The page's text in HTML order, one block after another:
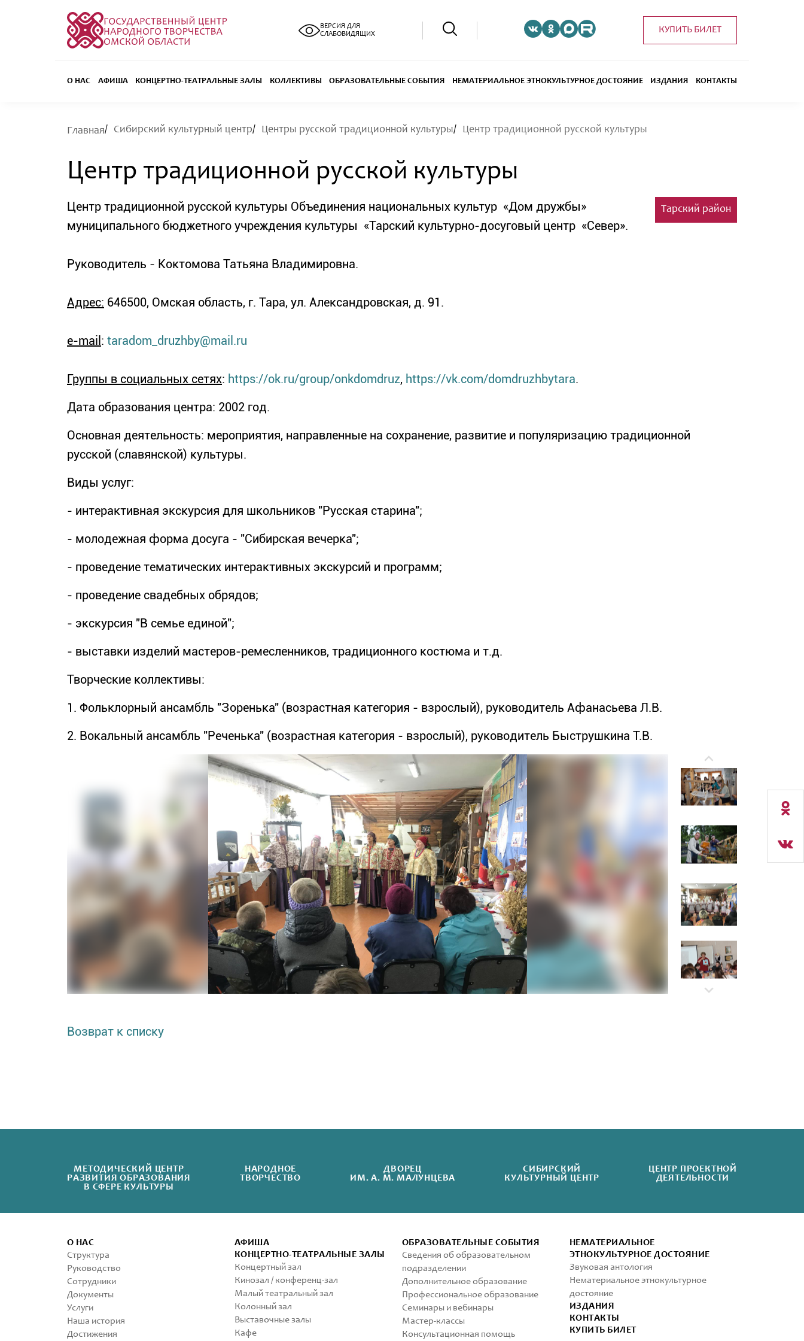
ВЕРСИЯ ДЛЯ
СЛАБОВИДЯЩИХ
КУПИТЬ БИЛЕТ
О НАС АФИША КОНЦЕРТНО-ТЕАТРАЛЬНЫЕ ЗАЛЫ КОЛЛЕКТИВЫ ОБРАЗОВАТЕЛЬНЫЕ СОБЫТИЯ НЕМАТЕРИАЛЬНОЕ ЭТНОКУЛЬТУРНОЕ ДОСТОЯНИЕ ИЗДАНИЯ КОНТАКТЫ
Главная Сибирский культурный центр Центры русской традиционной культуры Центр традиционной русской культуры
Центр традиционной русской культуры
Тарский район
Центр традиционной русской культуры Объединения национальных культур «Дом дружбы»
муниципального бюджетного учреждения культуры «Тарский культурно-досуговый центр «Север».
Руководитель - Коктомова Татьяна Владимировна.
Адрес: 646500, Омская область, г. Тара, ул. Александровская, д. 91.
e-mail : taradom_druzhby@mail.ru
Группы в социальных сетях: https://ok.ru/group/onkdomdruz, https://vk.com/domdruzhbytara.
Дата образования центра: 2002 год.
Основная деятельность: мероприятия, направленные на сохранение, развитие и популяризацию традиционной
русской (славянской) культуры.
Виды услуг:
- интерактивная экскурсия для школьников "Русская старина";
- молодежная форма досуга - "Сибирская вечерка";
- проведение тематических интерактивных экскурсий и программ;
- проведение свадебных обрядов;
- экскурсия "В семье единой";
- выставки изделий мастеров-ремесленников, традиционного костюма и т.д.
Творческие коллективы:
1. Фольклорный ансамбль "Зоренька" (возрастная категория - взрослый), руководитель Афанасьева Л.В.
2. Вокальный ансамбль "Реченька" (возрастная категория - взрослый), руководитель Быструшкина Т.В.
Возврат к списку
МЕТОДИЧЕСКИЙ ЦЕНТР
РАЗВИТИЯ ОБРАЗОВАНИЯ
В СФЕРЕ КУЛЬТУРЫ
НАРОДНОЕ
ТВОРЧЕСТВО
ДВОРЕЦ
ИМ. А. М. МАЛУНЦЕВА
СИБИРСКИЙ
КУЛЬТУРНЫЙ ЦЕНТР
ЦЕНТР ПРОЕКТНОЙ
ДЕЯТЕЛЬНОСТИ
О НАС
Структура
Руководство
Сотрудники
Документы
Услуги
Наша история
Достижения
АФИША
КОНЦЕРТНО-ТЕАТРАЛЬНЫЕ ЗАЛЫ
Концертный зал
Кинозал / конференц-зал
Малый театральный зал
Колонный зал
Выставочные залы
Кафе
ОБРАЗОВАТЕЛЬНЫЕ СОБЫТИЯ
Сведения об образовательном
подразделении
Дополнительное образование
Профессиональное образование
Семинары и вебинары
Мастер-классы
Консультационная помощь
НЕМАТЕРИАЛЬНОЕ
ЭТНОКУЛЬТУРНОЕ ДОСТОЯНИЕ
Звуковая антология
Нематериальное этнокультурное
достояние
ИЗДАНИЯ
КОНТАКТЫ
КУПИТЬ БИЛЕТ